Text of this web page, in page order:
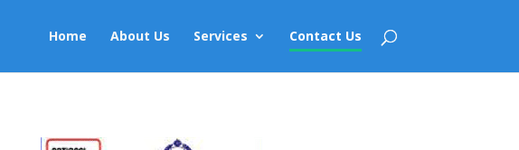
Home About Us Services Contact Us